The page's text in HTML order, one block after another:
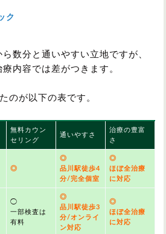
ク
数分と通いやすい立地ですが、
内容では差がつきます。
のが以下の表です。
無料カウン
セリング
通いやすさ
治療の豊富
さ
◎
◎
品川駅徒歩4
分/完全個室
◎
ほぼ全治療
に対応
◯
一部検査は
有料
◎
品川駅徒歩3
分/オンライ
ン対応
◎
ほぼ全治療
に対応